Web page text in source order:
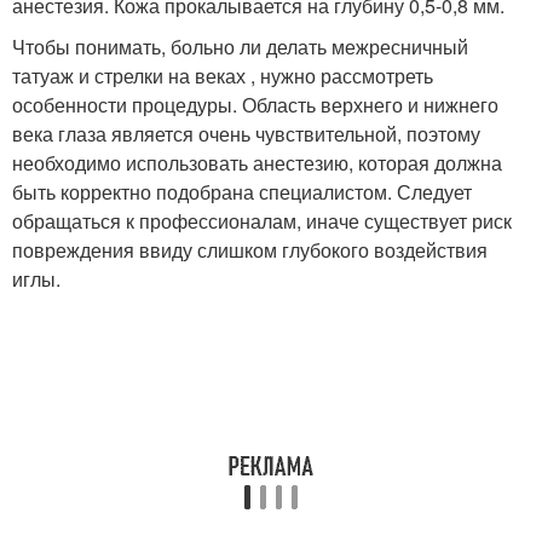
Чтобы понимать, больно ли делать межресничный
татуаж и стрелки на веках , нужно рассмотреть
особенности процедуры. Область верхнего и нижнего
века глаза является очень чувствительной, поэтому
необходимо использовать анестезию, которая должна
быть корректно подобрана специалистом. Следует
обращаться к профессионалам, иначе существует риск
повреждения ввиду слишком глубокого воздействия
иглы.